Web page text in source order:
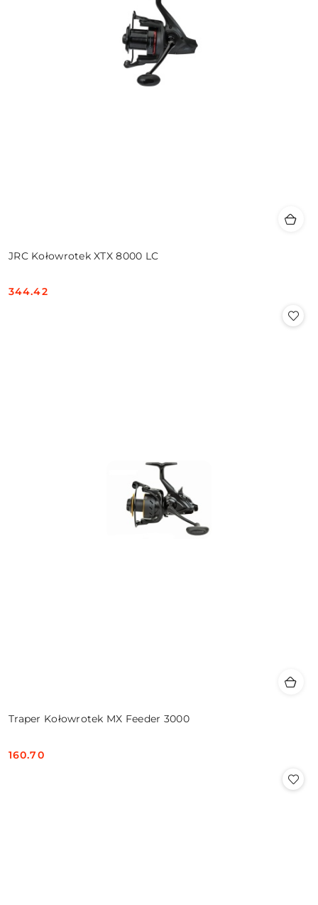
JRC Kołowrotek XTX 8000 LC
Cena:
344.42
Traper Kołowrotek MX Feeder 3000
Cena:
160.70